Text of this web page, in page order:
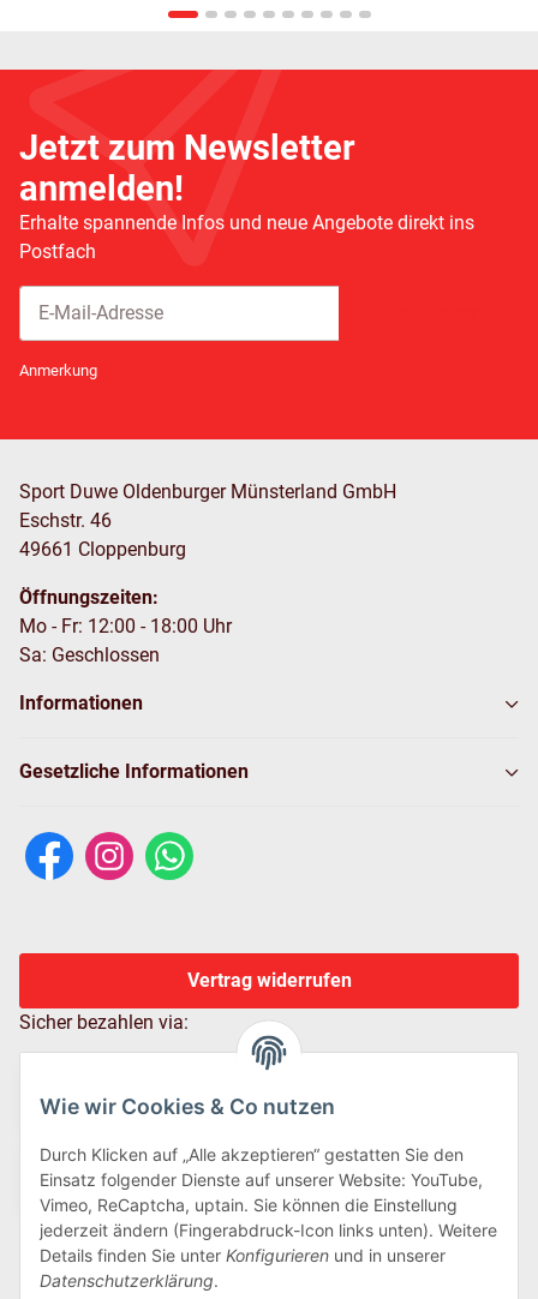
Wie wir Cookies & Co nutzen
Durch Klicken auf „Alle akzeptieren“ gestatten Sie den
Einsatz folgender Dienste auf unserer Website: YouTube,
Vimeo, ReCaptcha, uptain. Sie können die Einstellung
jederzeit ändern (Fingerabdruck-Icon links unten). Weitere
Details finden Sie unter Konfigurieren und in unserer
Datenschutzerklärung.
Jetzt zum Newsletter
anmelden!
Erhalte spannende Infos und neue Angebote direkt ins
Postfach
Anmerkung
Sport Duwe Oldenburger Münsterland GmbH
Eschstr. 46
49661 Cloppenburg
Öffnungszeiten:
Mo - Fr: 12:00 - 18:00 Uhr
Sa: Geschlossen
Informationen
Gesetzliche Informationen
Vertrag widerrufen
Sicher bezahlen via:
Wir versenden via: